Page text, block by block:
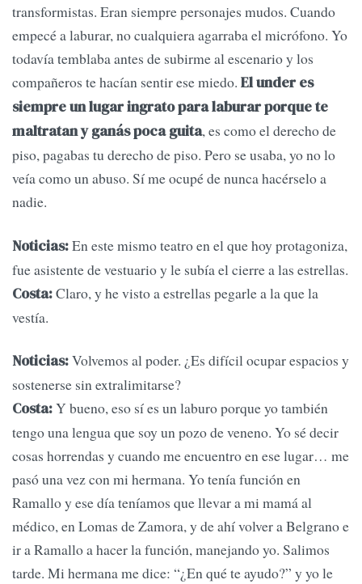
transformistas. Eran siempre personajes mudos. Cuando
empecé a laburar, no cualquiera agarraba el micrófono. Yo
todavía temblaba antes de subirme al escenario y los
compañeros te hacían sentir ese miedo. El under es
siempre un lugar ingrato para laburar porque te
maltratan y ganás poca guita, es como el derecho de
piso, pagabas tu derecho de piso. Pero se usaba, yo no lo
veía como un abuso. Sí me ocupé de nunca hacérselo a
nadie.
Noticias:En este mismo teatro en el que hoy protagoniza,
fue asistente de vestuario y le subía el cierre a las estrellas.
Costa:Claro, y he visto a estrellas pegarle a la que la
vestía.
Noticias:Volvemos al poder. ¿Es difícil ocupar espacios y
sostenerse sin extralimitarse?
Costa:Y bueno, eso sí es un laburo porque yo también
tengo una lengua que soy un pozo de veneno. Yo sé decir
cosas horrendas y cuando me encuentro en ese lugar… me
pasó una vez con mi hermana. Yo tenía función en
Ramallo y ese día teníamos que llevar a mi mamá al
médico, en Lomas de Zamora, y de ahí volver a Belgrano e
ir a Ramallo a hacer la función, manejando yo. Salimos
tarde. Mi hermana me dice: “¿En qué te ayudo?” y yo le